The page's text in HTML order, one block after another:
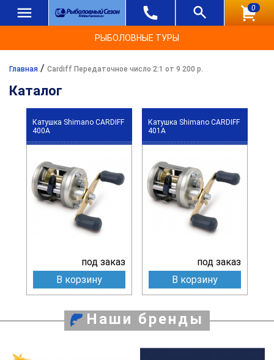
0
РЫБОЛОВНЫЕ ТУРЫ
Главная / Cardiff Передаточное число 2:1 от 9 200 р.
Каталог
Катушка Shimano CARDIFF
400A
под заказ
В корзину
Катушка Shimano CARDIFF
401A
под заказ
В корзину
Наши бренды